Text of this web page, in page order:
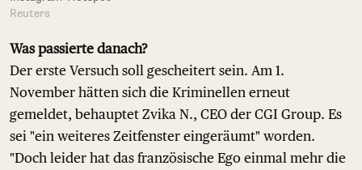
Reuters
Was passierte danach?
Der erste Versuch soll gescheitert sein. Am 1.
November hätten sich die Kriminellen erneut
gemeldet, behauptet Zvika N., CEO der CGI Group. Es
sei "ein weiteres Zeitfenster eingeräumt" worden.
"Doch leider hat das französische Ego einmal mehr die